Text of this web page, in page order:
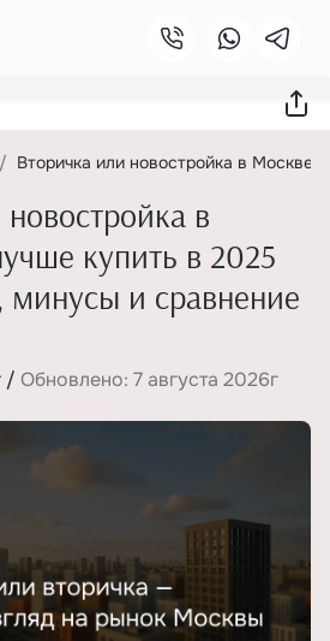
Вторичка или новостройка в
в
купить в 2025
минусы и сравнение
/ Обновлено: 7 августа 2026г